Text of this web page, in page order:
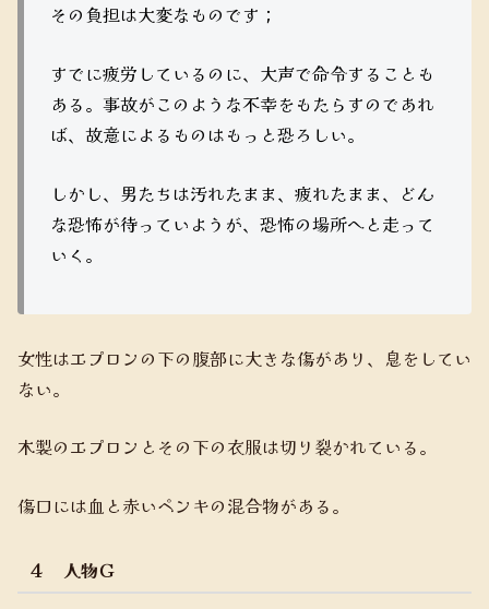
その負担は大変なものです；
すでに疲労しているのに、大声で命令することも
ある。事故がこのような不幸をもたらすのであれ
ば、故意によるものはもっと恐ろしい。
しかし、男たちは汚れたまま、疲れたまま、どん
な恐怖が待っていようが、恐怖の場所へと走って
いく。
女性はエプロンの下の腹部に大きな傷があり、息をしてい
ない。
木製のエプロンとその下の衣服は切り裂かれている。
傷口には血と赤いペンキの混合物がある。
４ 人物Ｇ